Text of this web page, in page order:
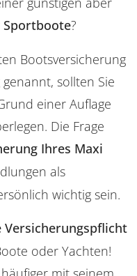
Sportboote?
Bootsversicherung
sollten Sie
einer Auflage
Die Frage
Ihres Maxi
als
wichtig sein.
Versicherungspflicht
oder Yachten!